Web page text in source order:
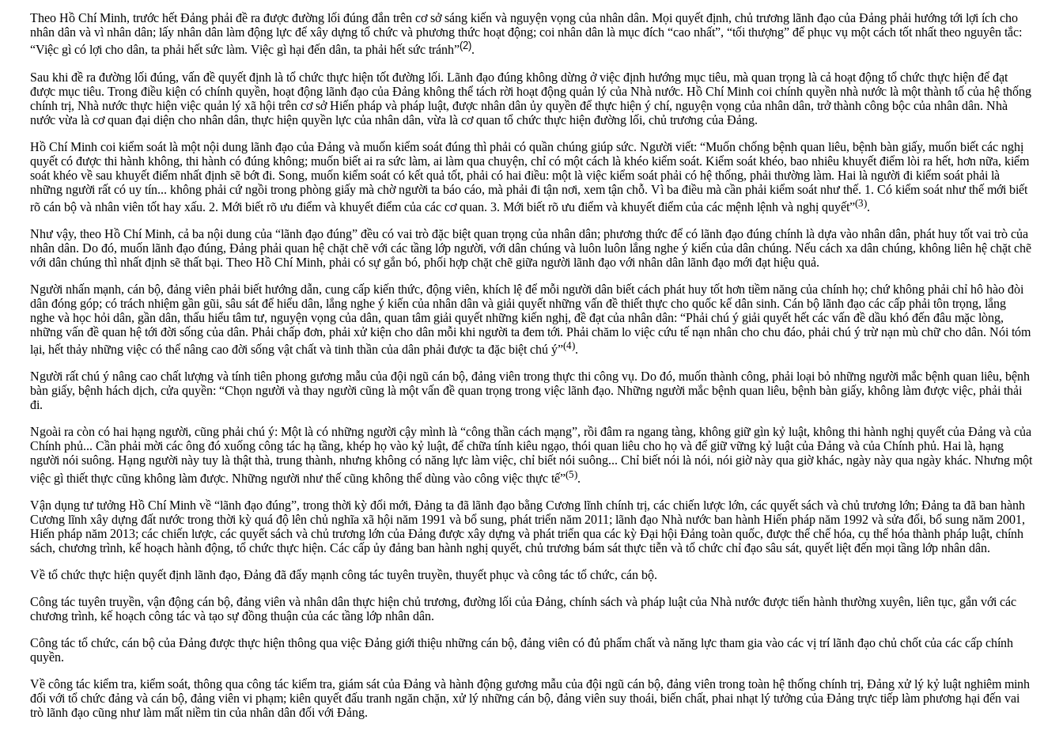
Theo Hồ Chí Minh, trước hết Đảng phải đề ra được đường lối đúng đắn trên cơ sở sáng kiến và nguyện vọng của nhân dân. Mọi quyết định, chủ trương lãnh đạo của Đảng phải hướng tới lợi ích cho
nhân dân và vì nhân dân; lấy nhân dân làm động lực để xây dựng tổ chức và phương thức hoạt động; coi nhân dân là mục đích “cao nhất”, “tối thượng” để phục vụ một cách tốt nhất theo nguyên tắc:
“Việc gì có lợi cho dân, ta phải hết sức làm. Việc gì hại đến dân, ta phải hết sức tránh”(2).
Sau khi đề ra đường lối đúng, vấn đề quyết định là tổ chức thực hiện tốt đường lối. Lãnh đạo đúng không dừng ở việc định hướng mục tiêu, mà quan trọng là cả hoạt động tổ chức thực hiện để đạt
được mục tiêu. Trong điều kiện có chính quyền, hoạt động lãnh đạo của Đảng không thể tách rời hoạt động quản lý của Nhà nước. Hồ Chí Minh coi chính quyền nhà nước là một thành tố của hệ thống
chính trị, Nhà nước thực hiện việc quản lý xã hội trên cơ sở Hiến pháp và pháp luật, được nhân dân ủy quyền để thực hiện ý chí, nguyện vọng của nhân dân, trở thành công bộc của nhân dân. Nhà
nước vừa là cơ quan đại diện cho nhân dân, thực hiện quyền lực của nhân dân, vừa là cơ quan tổ chức thực hiện đường lối, chủ trương của Đảng.
Hồ Chí Minh coi kiểm soát là một nội dung lãnh đạo của Đảng và muốn kiểm soát đúng thì phải có quần chúng giúp sức. Người viết: “Muốn chống bệnh quan liêu, bệnh bàn giấy, muốn biết các nghị
quyết có được thi hành không, thi hành có đúng không; muốn biết ai ra sức làm, ai làm qua chuyện, chỉ có một cách là khéo kiểm soát. Kiểm soát khéo, bao nhiêu khuyết điểm lòi ra hết, hơn nữa, kiểm
soát khéo về sau khuyết điểm nhất định sẽ bớt đi. Song, muốn kiểm soát có kết quả tốt, phải có hai điều: một là việc kiểm soát phải có hệ thống, phải thường làm. Hai là người đi kiểm soát phải là
những người rất có uy tín... không phải cứ ngồi trong phòng giấy mà chờ người ta báo cáo, mà phải đi tận nơi, xem tận chỗ. Vì ba điều mà cần phải kiểm soát như thế. 1. Có kiểm soát như thế mới biết
rõ cán bộ và nhân viên tốt hay xấu. 2. Mới biết rõ ưu điểm và khuyết điểm của các cơ quan. 3. Mới biết rõ ưu điểm và khuyết điểm của các mệnh lệnh và nghị quyết”(3).
Như vậy, theo Hồ Chí Minh, cả ba nội dung của “lãnh đạo đúng” đều có vai trò đặc biệt quan trọng của nhân dân; phương thức để có lãnh đạo đúng chính là dựa vào nhân dân, phát huy tốt vai trò của
nhân dân. Do đó, muốn lãnh đạo đúng, Đảng phải quan hệ chặt chẽ với các tầng lớp người, với dân chúng và luôn luôn lắng nghe ý kiến của dân chúng. Nếu cách xa dân chúng, không liên hệ chặt chẽ
với dân chúng thì nhất định sẽ thất bại. Theo Hồ Chí Minh, phải có sự gắn bó, phối hợp chặt chẽ giữa người lãnh đạo với nhân dân lãnh đạo mới đạt hiệu quả.
Người nhấn mạnh, cán bộ, đảng viên phải biết hướng dẫn, cung cấp kiến thức, động viên, khích lệ để mỗi người dân biết cách phát huy tốt hơn tiềm năng của chính họ; chứ không phải chỉ hô hào đòi
dân đóng góp; có trách nhiệm gần gũi, sâu sát để hiểu dân, lắng nghe ý kiến của nhân dân và giải quyết những vấn đề thiết thực cho quốc kế dân sinh. Cán bộ lãnh đạo các cấp phải tôn trọng, lắng
nghe và học hỏi dân, gần dân, thấu hiểu tâm tư, nguyện vọng của dân, quan tâm giải quyết những kiến nghị, đề đạt của nhân dân: “Phải chú ý giải quyết hết các vấn đề dầu khó đến đâu mặc lòng,
những vấn đề quan hệ tới đời sống của dân. Phải chấp đơn, phải xử kiện cho dân mỗi khi người ta đem tới. Phải chăm lo việc cứu tế nạn nhân cho chu đáo, phải chú ý trừ nạn mù chữ cho dân. Nói tóm
lại, hết thảy những việc có thể nâng cao đời sống vật chất và tinh thần của dân phải được ta đặc biệt chú ý”(4).
Người rất chú ý nâng cao chất lượng và tính tiên phong gương mẫu của đội ngũ cán bộ, đảng viên trong thực thi công vụ. Do đó, muốn thành công, phải loại bỏ những người mắc bệnh quan liêu, bệnh
bàn giấy, bệnh hách dịch, cửa quyền: “Chọn người và thay người cũng là một vấn đề quan trọng trong việc lãnh đạo. Những người mắc bệnh quan liêu, bệnh bàn giấy, không làm được việc, phải thải
đi.
Ngoài ra còn có hai hạng người, cũng phải chú ý: Một là có những người cậy mình là “công thần cách mạng”, rồi đâm ra ngang tàng, không giữ gìn kỷ luật, không thi hành nghị quyết của Đảng và của
Chính phủ... Cần phải mời các ông đó xuống công tác hạ tầng, khép họ vào kỷ luật, để chữa tính kiêu ngạo, thói quan liêu cho họ và để giữ vững kỷ luật của Đảng và của Chính phủ. Hai là, hạng
người nói suông. Hạng người này tuy là thật thà, trung thành, nhưng không có năng lực làm việc, chỉ biết nói suông... Chỉ biết nói là nói, nói giờ này qua giờ khác, ngày này qua ngày khác. Nhưng một
việc gì thiết thực cũng không làm được. Những người như thế cũng không thể dùng vào công việc thực tế”(5).
Vận dụng tư tưởng Hồ Chí Minh về “lãnh đạo đúng”, trong thời kỳ đổi mới, Đảng ta đã lãnh đạo bằng Cương lĩnh chính trị, các chiến lược lớn, các quyết sách và chủ trương lớn; Đảng ta đã ban hành
Cương lĩnh xây dựng đất nước trong thời kỳ quá độ lên chủ nghĩa xã hội năm 1991 và bổ sung, phát triển năm 2011; lãnh đạo Nhà nước ban hành Hiến pháp năm 1992 và sửa đổi, bổ sung năm 2001,
Hiến pháp năm 2013; các chiến lược, các quyết sách và chủ trương lớn của Đảng được xây dựng và phát triển qua các kỳ Đại hội Đảng toàn quốc, được thể chế hóa, cụ thể hóa thành pháp luật, chính
sách, chương trình, kế hoạch hành động, tổ chức thực hiện. Các cấp ủy đảng ban hành nghị quyết, chủ trương bám sát thực tiễn và tổ chức chỉ đạo sâu sát, quyết liệt đến mọi tầng lớp nhân dân.
Về tổ chức thực hiện quyết định lãnh đạo, Đảng đã đẩy mạnh công tác tuyên truyền, thuyết phục và công tác tổ chức, cán bộ.
Công tác tuyên truyền, vận động cán bộ, đảng viên và nhân dân thực hiện chủ trương, đường lối của Đảng, chính sách và pháp luật của Nhà nước được tiến hành thường xuyên, liên tục, gắn với các
chương trình, kế hoạch công tác và tạo sự đồng thuận của các tầng lớp nhân dân.
Công tác tổ chức, cán bộ của Đảng được thực hiện thông qua việc Đảng giới thiệu những cán bộ, đảng viên có đủ phẩm chất và năng lực tham gia vào các vị trí lãnh đạo chủ chốt của các cấp chính
quyền.
Về công tác kiểm tra, kiểm soát, thông qua công tác kiểm tra, giám sát của Đảng và hành động gương mẫu của đội ngũ cán bộ, đảng viên trong toàn hệ thống chính trị, Đảng xử lý kỷ luật nghiêm minh
đối với tổ chức đảng và cán bộ, đảng viên vi phạm; kiên quyết đấu tranh ngăn chặn, xử lý những cán bộ, đảng viên suy thoái, biến chất, phai nhạt lý tưởng của Đảng trực tiếp làm phương hại đến vai
trò lãnh đạo cũng như làm mất niềm tin của nhân dân đối với Đảng.